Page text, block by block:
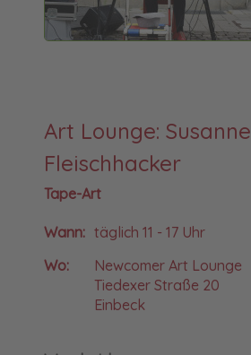
Art Lounge: Susanne
Fleischhacker
Tape-Art
Wann: täglich 11 - 17 Uhr
Wo:
Newcomer Art Lounge
Tiedexer Straße 20
Einbeck